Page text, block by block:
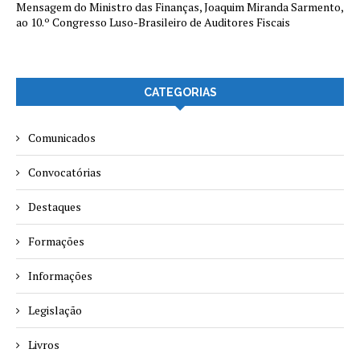
Mensagem do Ministro das Finanças, Joaquim Miranda Sarmento,
ao 10.º Congresso Luso-Brasileiro de Auditores Fiscais
CATEGORIAS
Comunicados
Convocatórias
Destaques
Formações
Informações
Legislação
Livros